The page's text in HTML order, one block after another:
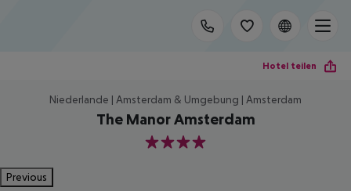
Hotel teilen
Niederlande | Amsterdam & Umgebung | Amsterdam
The Manor Amsterdam
4
Previous